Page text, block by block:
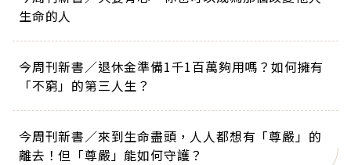
生命的人
今周刊新書／退休金準備1千1百萬夠用嗎？如何擁有
「不窮」的第三人生？
今周刊新書／來到生命盡頭，人人都想有「尊嚴」的
離去！但「尊嚴」能如何守護？